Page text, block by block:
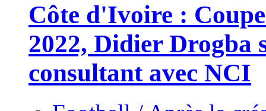
Côte d'Ivoire :
2022, Didier Drogba
consultant avec NCI